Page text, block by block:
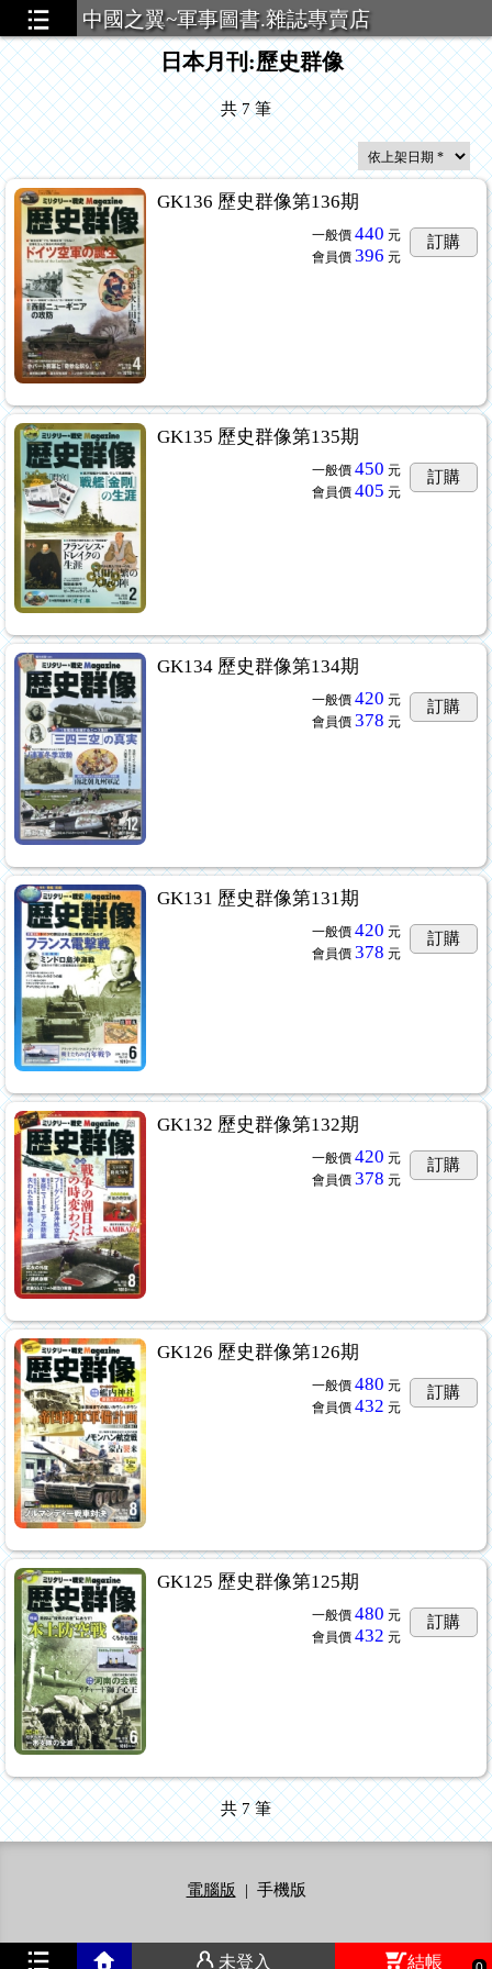
中國之翼~軍事圖書.雜誌專賣店
未登入 結帳
日本月刊:歷史群像
共7筆
GK136 歷史群像第136期
一般價 440 元
會員價 396 元
訂購
GK135 歷史群像第135期
一般價 450 元
會員價 405 元
訂購
GK134 歷史群像第134期
一般價 420 元
會員價 378 元
訂購
GK131 歷史群像第131期
一般價 420 元
會員價 378 元
訂購
GK132 歷史群像第132期
一般價 420 元
會員價 378 元
訂購
GK126 歷史群像第126期
一般價 480 元
會員價 432 元
訂購
GK125 歷史群像第125期
一般價 480 元
會員價 432 元
訂購
共7筆
電腦版 | 手機版